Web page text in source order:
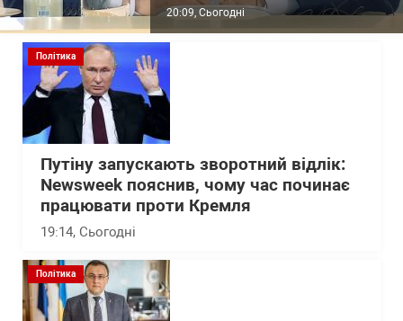
20:09, Сьогодні
Політика
Путіну запускають зворотний відлік:
Newsweek пояснив, чому час починає
працювати проти Кремля
19:14, Сьогодні
Політика